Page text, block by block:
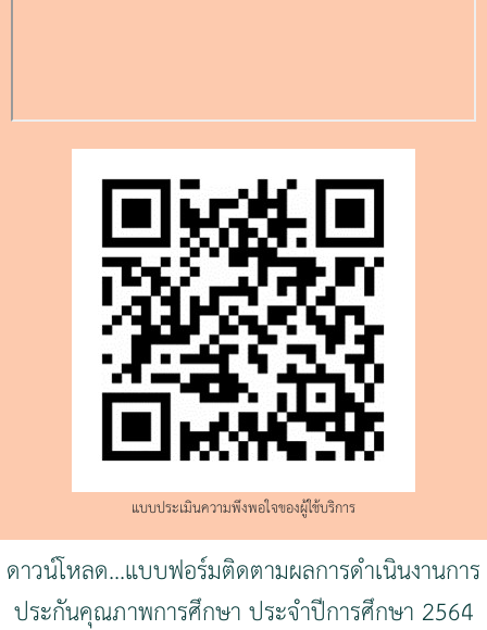
แบบประเมินความพึงพอใจของผู้ใช้บริการ
ดาวน์โหลด...แบบฟอร์มติดตามผลการดำเนินงานการ
ประกันคุณภาพการศึกษา ประจำปีการศึกษา 2564